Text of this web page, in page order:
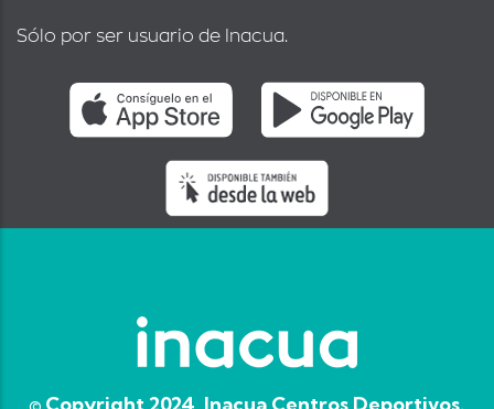
Sólo por ser usuario de Inacua.